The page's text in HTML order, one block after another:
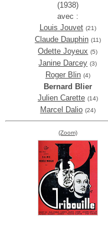
(1938)
avec :
Louis Jouvet (21)
Claude Dauphin (11)
Odette Joyeux (5)
Janine Darcey (3)
Roger Blin (4)
Bernard Blier
Julien Carette (14)
Marcel Dalio (24)
(Zoom)